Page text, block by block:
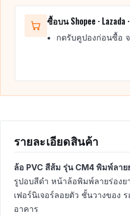
ซื้อบน Shopee · Lazada
กดรับคูปองก่อนซื้อ
รายละเอียดสินค้า
ล้อ PVC สีส้ม รุ่น CM4 พิมพ์ลาย
รูปอบสีดำ หน้าล้อพิมพ์ลายร่องย
เฟอร์นิเจอร์ลอยตัว ชั้นวางของ
อาคาร